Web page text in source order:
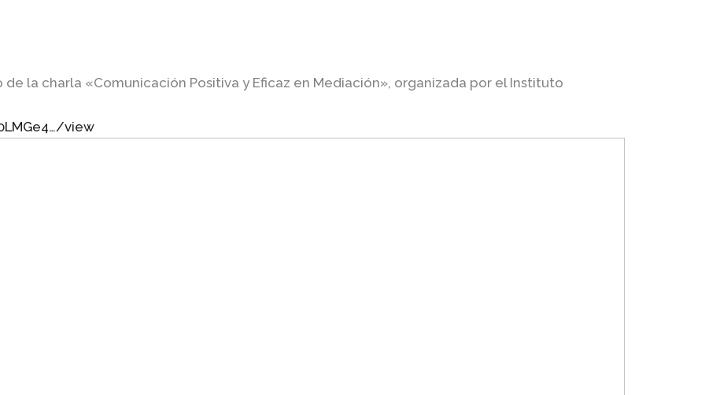
la charla «Comunicación Positiva y Eficaz en Mediación», organizada por el Instituto
view